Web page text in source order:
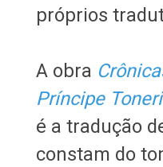
próprios
A obra
Príncipe
é a tradução
constam do